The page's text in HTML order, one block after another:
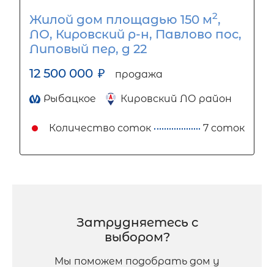
Жилой дом площадью 150 м2,
ЛО, Кировский р-н, Павлово пос,
Липовый пер, д 22
12 500 000 ₽ продажа
Рыбацкое Кировский ЛО район
Количество соток 7 соток
Затрудняетесь с
выбором?
Мы поможем подобрать дом у